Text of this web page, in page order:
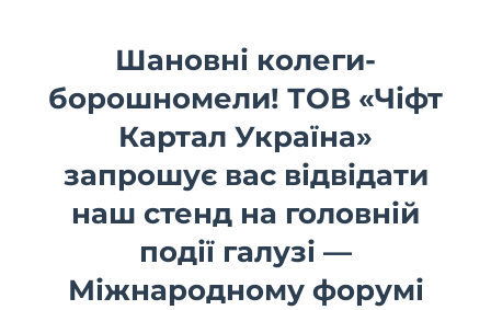
Шановні колеги-
борошномели! ТОВ «Чіфт
Картал Україна»
запрошує вас відвідати
наш стенд на головній
події галузі —
Міжнародному форумі